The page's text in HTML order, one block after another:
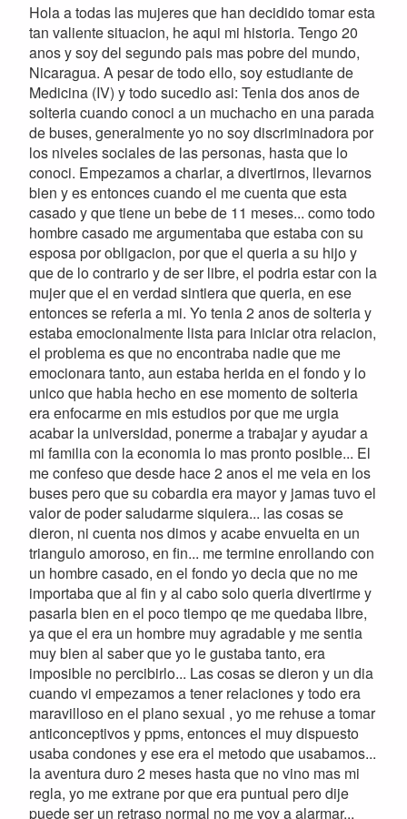
Hola a todas las mujeres que han decidido tomar esta
tan valiente situacion, he aqui mi historia. Tengo 20
anos y soy del segundo pais mas pobre del mundo,
Nicaragua. A pesar de todo ello, soy estudiante de
Medicina (IV) y todo sucedio asi: Tenia dos anos de
solteria cuando conoci a un muchacho en una parada
de buses, generalmente yo no soy discriminadora por
los niveles sociales de las personas, hasta que lo
conoci. Empezamos a charlar, a divertirnos, llevarnos
bien y es entonces cuando el me cuenta que esta
casado y que tiene un bebe de 11 meses... como todo
hombre casado me argumentaba que estaba con su
esposa por obligacion, por que el queria a su hijo y
que de lo contrario y de ser libre, el podria estar con la
mujer que el en verdad sintiera que queria, en ese
entonces se referia a mi. Yo tenia 2 anos de solteria y
estaba emocionalmente lista para iniciar otra relacion,
el problema es que no encontraba nadie que me
emocionara tanto, aun estaba herida en el fondo y lo
unico que habia hecho en ese momento de solteria
era enfocarme en mis estudios por que me urgia
acabar la universidad, ponerme a trabajar y ayudar a
mi familia con la economia lo mas pronto posible... El
me confeso que desde hace 2 anos el me veia en los
buses pero que su cobardia era mayor y jamas tuvo el
valor de poder saludarme siquiera... las cosas se
dieron, ni cuenta nos dimos y acabe envuelta en un
triangulo amoroso, en fin... me termine enrollando con
un hombre casado, en el fondo yo decia que no me
importaba que al fin y al cabo solo queria divertirme y
pasarla bien en el poco tiempo qe me quedaba libre,
ya que el era un hombre muy agradable y me sentia
muy bien al saber que yo le gustaba tanto, era
imposible no percibirlo... Las cosas se dieron y un dia
cuando vi empezamos a tener relaciones y todo era
maravilloso en el plano sexual , yo me rehuse a tomar
anticonceptivos y ppms, entonces el muy dispuesto
usaba condones y ese era el metodo que usabamos...
la aventura duro 2 meses hasta que no vino mas mi
regla, yo me extrane por que era puntual pero dije
puede ser un retraso normal no me voy a alarmar...